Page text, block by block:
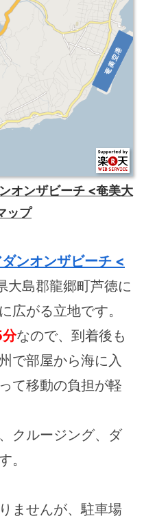
オンザビーチ <奄美大
ップ
ダンオンザビーチ <
大島郡龍郷町芦徳に
広がる立地です。
なので、到着後も
で部屋から海に入
て移動の負担が軽
クルージング、ダ
。
ませんが、駐車場